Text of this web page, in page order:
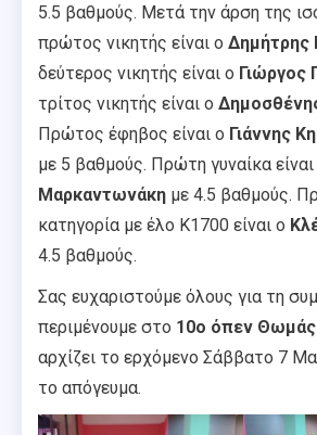
5.5 βαθμούς. Μετά την άρση της
πρώτος νικητής είναι ο Δημήτρης
δεύτερος νικητής είναι ο Γιώργος
τρίτος νικητής είναι ο
Πρώτος έφηβος είναι ο Γιάννης
με 5 βαθμούς. Πρώτη γυναίκα είναι
Μαρκαντωνάκη με 4.5 βαθμούς.
κατηγορία με έλο Κ1700 είναι ο
4.5 βαθμούς.
Σας ευχαριστούμε όλους για τη
περιμένουμε στο 10ο όπεν Θωμάς
αρχίζει το ερχόμενο Σάββατο 7
το απόγευμα.